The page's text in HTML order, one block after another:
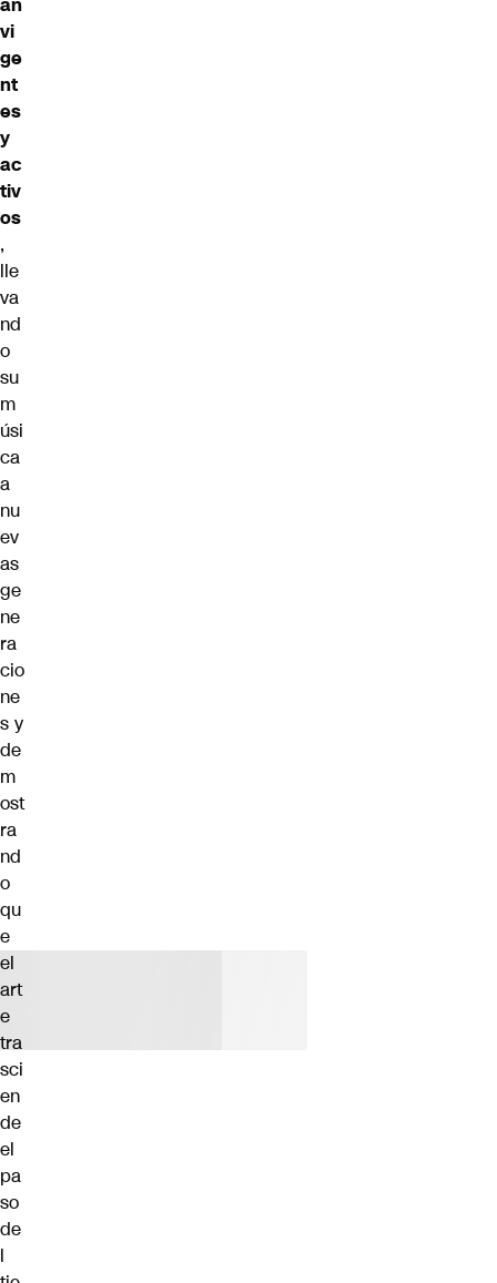
vi
ge
nt
es
y
ac
tiv
os
,
lle
va
nd
o
su
m
úsi
ca
a
nu
ev
as
ge
ne
ra
cio
ne
s y
de
m
ost
ra
nd
o
qu
e
el
art
e
tra
sci
en
de
el
pa
so
de
l